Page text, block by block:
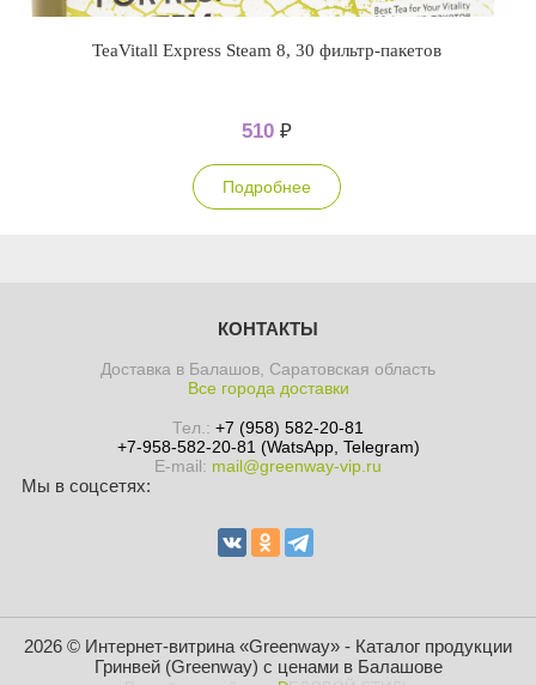
TeaVitall Express Steam 8, 30 фильтр-пакетов
510 ₽
Подробнее
КОНТАКТЫ
Доставка в Балашов, Саратовская область
Все города доставки
Тел.: +7 (958) 582-20-81
+7-958-582-20-81 (WatsApp, Telegram)
E-mail: mail@greenway-vip.ru
Мы в соцсетях:
2026 © Интернет-витрина «Greenway» - Каталог продукции
Гринвей (Greenway) с ценами в Балашове